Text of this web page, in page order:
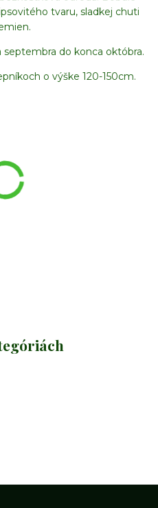
tvaru, sladkej chuti
septembra do konca októbra.
o výške 120-150cm.